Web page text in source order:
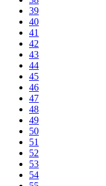
39
40
41
42
43
44
45
46
47
48
49
50
51
52
53
54